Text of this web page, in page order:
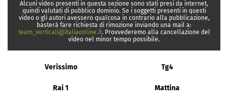
Alcuni video presenti in questa sezione sono stati presi da internet,
quindi valutati di pubblico dominio. Se i soggetti presenti in questi
video o gli autori avessero qualcosa in contrario alla pubblicazione,
basterà fare richiesta di rimozione inviando una mail a:
team_verticali@italiaonline.it. Provvederemo alla cancellazione del
video nel minor tempo possibile.
Verissimo Tg4
Rai 1 Mattina